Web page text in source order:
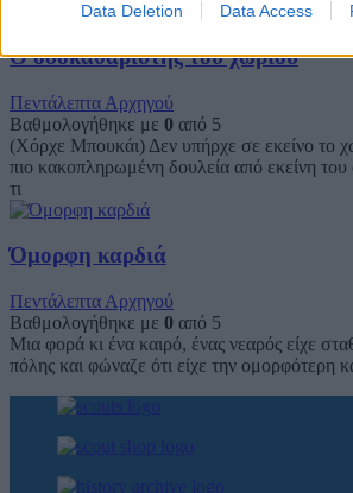
Data Deletion Data Access
Ο οδοκαθαριστής του χωριού
Πεντάλεπτα Αρχηγού
Βαθμολογήθηκε με 0 από 5
(Χόρχε Μπουκάι) Δεν υπήρχε σε εκείνο το
πιο κακοπληρωμένη δουλεία από εκείνη
τι
Όμορφη καρδιά
Πεντάλεπτα Αρχηγού
Βαθμολογήθηκε με 0 από 5
Μια φορά κι ένα καιρό, ένας νεαρός είχε
πόλης και φώναζε ότι είχε την ομορφότερη